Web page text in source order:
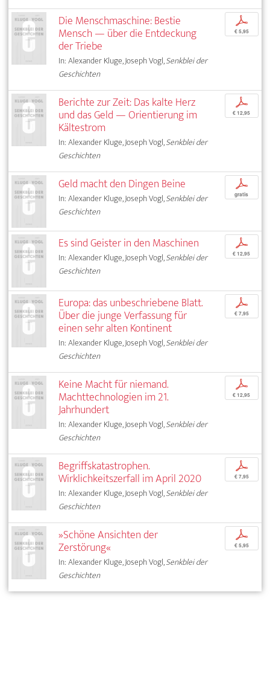
Die Menschmaschine: Bestie
Mensch — über die Entdeckung
der Triebe
In: Alexander Kluge, Joseph Vogl,Senkblei der
Geschichten
p
€ 5,95
Berichte zur Zeit: Das kalte Herz
und das Geld — Orientierung im
Kältestrom
In: Alexander Kluge, Joseph Vogl,Senkblei der
Geschichten
p
€ 12,95
Geld macht den Dingen Beine
In: Alexander Kluge, Joseph Vogl,Senkblei der
Geschichten
p
gratis
Es sind Geister in den Maschinen
In: Alexander Kluge, Joseph Vogl,Senkblei der
Geschichten
p
€ 12,95
Europa: das unbeschriebene Blatt.
Über die junge Verfassung für
einen sehr alten Kontinent
In: Alexander Kluge, Joseph Vogl,Senkblei der
Geschichten
p
€ 7,95
Keine Macht für niemand.
Machttechnologien im 21.
Jahrhundert
In: Alexander Kluge, Joseph Vogl,Senkblei der
Geschichten
p
€ 12,95
Begriffskatastrophen.
Wirklichkeitszerfall im April 2020
In: Alexander Kluge, Joseph Vogl,Senkblei der
Geschichten
p
€ 7,95
»Schöne Ansichten der
Zerstörung«
In: Alexander Kluge, Joseph Vogl,Senkblei der
Geschichten
p
€ 5,95